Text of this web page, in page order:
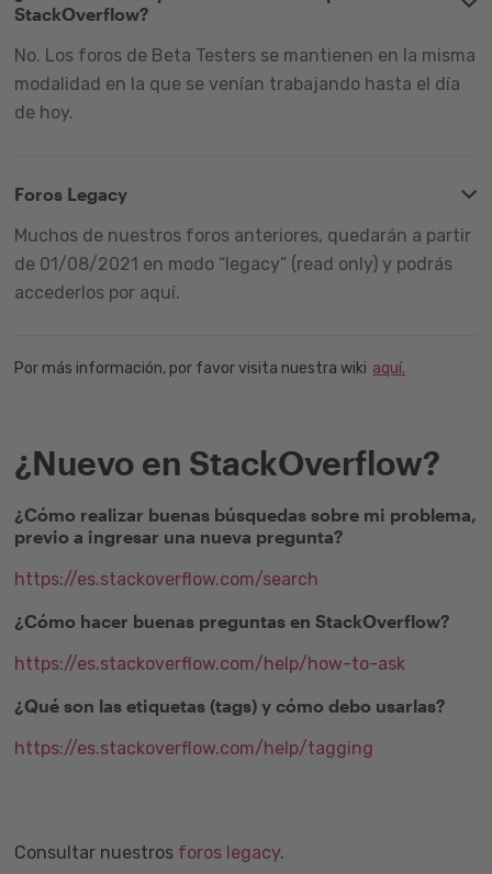
StackOverflow?
No. Los foros de Beta Testers se mantienen en la misma
modalidad en la que se venían trabajando hasta el día
de hoy.
Foros Legacy
Muchos de nuestros foros anteriores, quedarán a partir
de 01/08/2021 en modo “legacy” (read only) y podrás
accederlos por aquí.
Por más información, por favor visita nuestra wiki aquí.
¿Nuevo en StackOverflow?
¿Cómo realizar buenas búsquedas sobre mi problema,
previo a ingresar una nueva pregunta?
https://es.stackoverflow.com/search
¿Cómo hacer buenas preguntas en StackOverflow?
https://es.stackoverflow.com/help/how-to-ask
¿Qué son las etiquetas (tags) y cómo debo usarlas?
https://es.stackoverflow.com/help/tagging
Consultar nuestros foros legacy.